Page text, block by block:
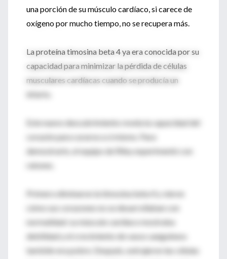
una porción de su músculo cardíaco, si carece de
oxígeno por mucho tiempo, no se recupera más.
La proteína timosina beta 4 ya era conocida por su
capacidad para minimizar la pérdida de células
musculares cardíacas cuando se producía un
infarto.
Este nuevo descubrimiento revela la capacidad del
corazón para curarse a sí mismo. Para
demostrarlo, el equipo de Riley experimentó con
ratones.
Primero eliminaron la timosina beta 4 y vieron
cómo sus corazones no se desarrollaban con
normalidad: su músculo cardíaco mostraba
debilidad y el crecimiento de vasos sanguíneos
también era pobre. Después, extrajeron las células